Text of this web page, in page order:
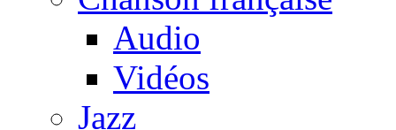
Audio
Vidéos
Jazz